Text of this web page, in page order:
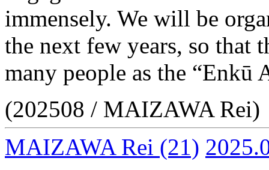
immensely. We will be
the next few years, so that
many people as the “Enkū
(202508 / MAIZAWA Rei)
MAIZAWA Rei (21)